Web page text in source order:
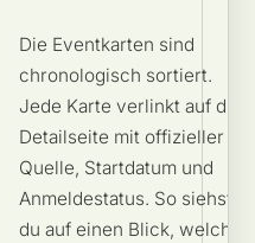
Die Eventkarten sind
chronologisch sortiert.
Jede Karte verlinkt auf die
Detailseite mit offizieller
Quelle, Startdatum und
Anmeldestatus. So siehst
du auf einen Blick, welcher